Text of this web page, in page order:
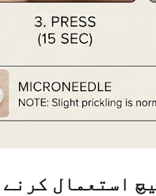
استعمال